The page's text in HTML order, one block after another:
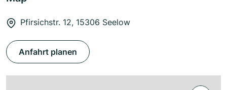
Pfirsichstr. 12, 15306 Seelow
Anfahrt planen